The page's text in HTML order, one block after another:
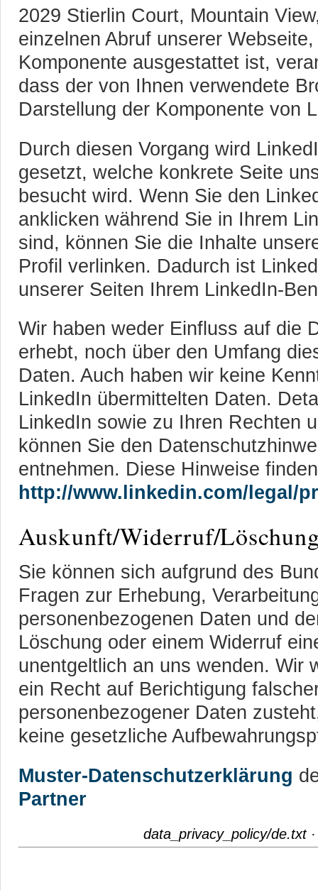
2029 Stierlin Court, Mountain
einzelnen Abruf unserer
Komponente ausgestattet ist,
dass der von Ihnen verwendete
Darstellung der Komponente von
Durch diesen Vorgang wird
gesetzt, welche konkrete Seite
besucht wird. Wenn Sie den
anklicken während Sie in Ihrem
sind, können Sie die Inhalte
Profil verlinken. Dadurch ist
unserer Seiten Ihrem LinkedIn-
Wir haben weder Einfluss auf die
erhebt, noch über den Umfang
Daten. Auch haben wir keine
LinkedIn übermittelten Daten.
LinkedIn sowie zu Ihren Rechten
können Sie den
entnehmen. Diese Hinweise
http://www.linkedin.com/legal/
Auskunft/Widerruf/
Sie können sich aufgrund des
Fragen zur Erhebung,
personenbezogenen Daten und
Löschung oder einem Widerruf
unentgeltlich an uns wenden. Wir
ein Recht auf Berichtigung
personenbezogener Daten
keine gesetzliche
Muster-Datenschutzerklärung
Partner
data_privacy_policy/de.txt·